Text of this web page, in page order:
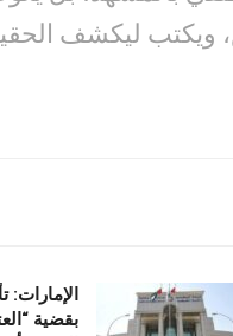
ويكتب ليكشف
بقضية